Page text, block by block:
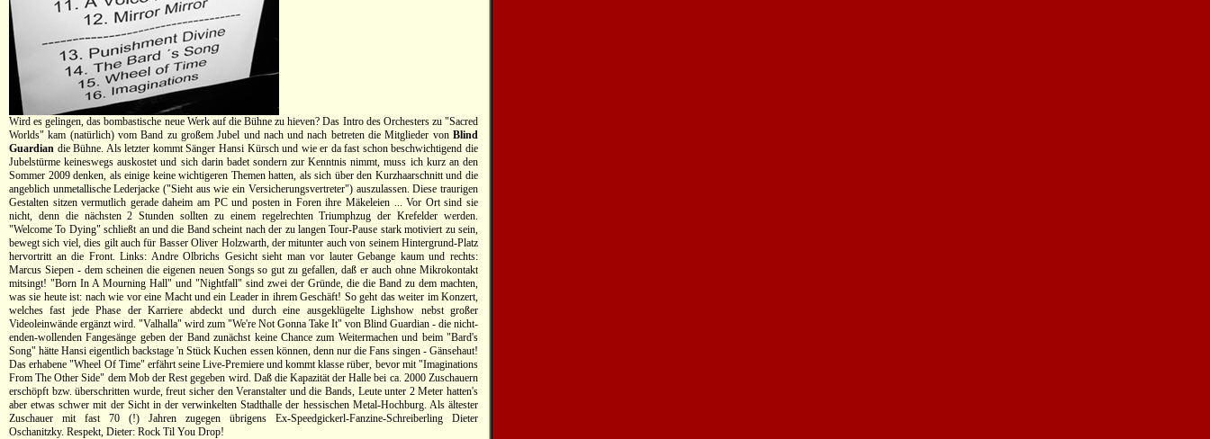
Wird es gelingen, das bombastische neue Werk auf die Bühne zu hieven? Das Intro des Orchesters zu "Sacred
Worlds" kam (natürlich) vom Band zu großem Jubel und nach und nach betreten die Mitglieder von Blind
Guardian die Bühne. Als letzter kommt Sänger Hansi Kürsch und wie er da fast schon beschwichtigend die
Jubelstürme keineswegs auskostet und sich darin badet sondern zur Kenntnis nimmt, muss ich kurz an den
Sommer 2009 denken, als einige keine wichtigeren Themen hatten, als sich über den Kurzhaarschnitt und die
angeblich unmetallische Lederjacke ("Sieht aus wie ein Versicherungsvertreter") auszulassen. Diese traurigen
Gestalten sitzen vermutlich gerade daheim am PC und posten in Foren ihre Mäkeleien ... Vor Ort sind sie
nicht, denn die nächsten 2 Stunden sollten zu einem regelrechten Triumphzug der Krefelder werden.
"Welcome To Dying" schließt an und die Band scheint nach der zu langen Tour-Pause stark motiviert zu sein,
bewegt sich viel, dies gilt auch für Basser Oliver Holzwarth, der mitunter auch von seinem Hintergrund-Platz
hervortritt an die Front. Links: Andre Olbrichs Gesicht sieht man vor lauter Gebange kaum und rechts:
Marcus Siepen - dem scheinen die eigenen neuen Songs so gut zu gefallen, daß er auch ohne Mikrokontakt
mitsingt! "Born In A Mourning Hall" und "Nightfall" sind zwei der Gründe, die die Band zu dem machten,
was sie heute ist: nach wie vor eine Macht und ein Leader in ihrem Geschäft! So geht das weiter im Konzert,
welches fast jede Phase der Karriere abdeckt und durch eine ausgeklügelte Lighshow nebst großer
Videoleinwände ergänzt wird. "Valhalla" wird zum "We're Not Gonna Take It" von Blind Guardian - die nicht-
enden-wollenden Fangesänge geben der Band zunächst keine Chance zum Weitermachen und beim "Bard's
Song" hätte Hansi eigentlich backstage 'n Stück Kuchen essen können, denn nur die Fans singen - Gänsehaut!
Das erhabene "Wheel Of Time" erfährt seine Live-Premiere und kommt klasse rüber, bevor mit "Imaginations
From The Other Side" dem Mob der Rest gegeben wird. Daß die Kapazität der Halle bei ca. 2000 Zuschauern
erschöpft bzw. überschritten wurde, freut sicher den Veranstalter und die Bands, Leute unter 2 Meter hatten's
aber etwas schwer mit der Sicht in der verwinkelten Stadthalle der hessischen Metal-Hochburg. Als ältester
Zuschauer mit fast 70 (!) Jahren zugegen übrigens Ex-Speedgickerl-Fanzine-Schreiberling Dieter
Oschanitzky. Respekt, Dieter: Rock Til You Drop!